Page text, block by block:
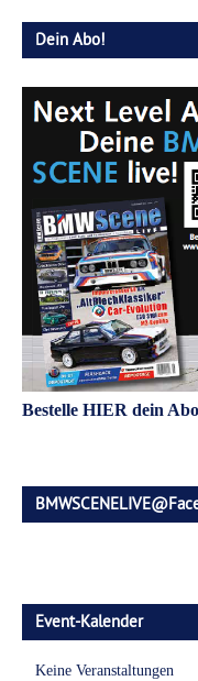
Dein Abo!
Bestelle HIER dein
Event-Kalender
Keine Veranstaltungen